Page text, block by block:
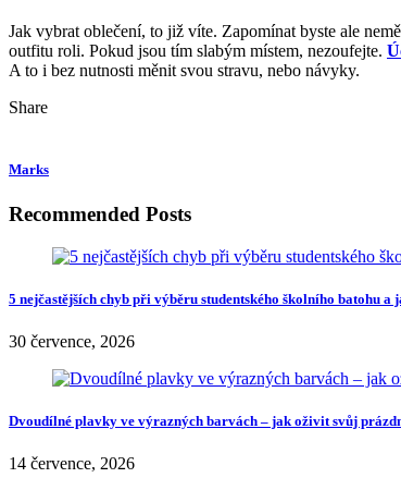
Jak vybrat oblečení, to již víte. Zapomínat byste ale
outfitu roli. Pokud jsou tím slabým místem, nezoufejte.
A to i bez nutnosti měnit svou stravu, nebo návyky.
Share
Marks
Recommended Posts
5 nejčastějších chyb při výběru studentského školního batohu a
30 července, 2026
Dvoudílné plavky ve výrazných barvách – jak oživit svůj
14 července, 2026